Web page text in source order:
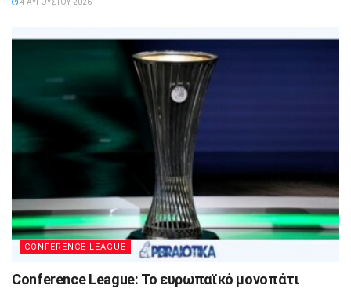
4 ΑΥΓΟΎΣΤΟΥ, 2026
CONFERENCE LEAGUE
Conference League: Το ευρωπαϊκό μονοπάτι